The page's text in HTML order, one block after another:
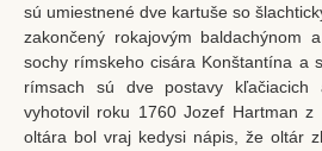
sú umiestnené dve kartuše so
zakončený rokajovým baldachýnom
sochy rímskeho cisára Konštantína a
rímsach sú dve postavy kľačiacich
vyhotovil roku 1760 Jozef Hartman
oltára bol vraj kedysi nápis, že oltár